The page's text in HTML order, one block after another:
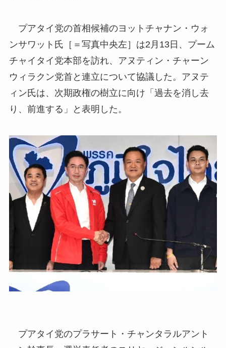
プアタイ党の首相候補のヨットチャナン・ウォ
ンサワット氏［＝写真中央左］は2月13日、プーム
チャイタイ党本部を訪れ、アヌティン・チャーン
ウィラクン党首と連立について協議した。アヌテ
ィン氏は、次期政権の樹立に向け「過去を消し去
り、前進する」と表明した。
プアタイ党のプラサート・チャンタラルアント